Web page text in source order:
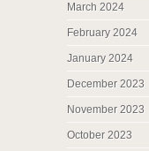
March 2024
February 2024
January 2024
December 2023
November 2023
October 2023